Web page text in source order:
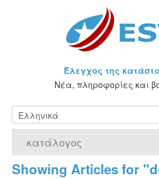
Έλεγχος της
Νέα, πληροφορίες και
κατάλογος
Αρχική Σελίδα
Showing Articles for